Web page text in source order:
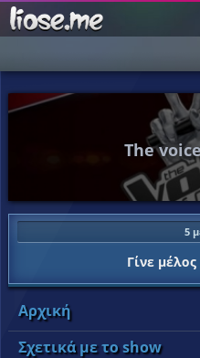
The
5
Γίνε
Αρχική
Σχετικά με το show